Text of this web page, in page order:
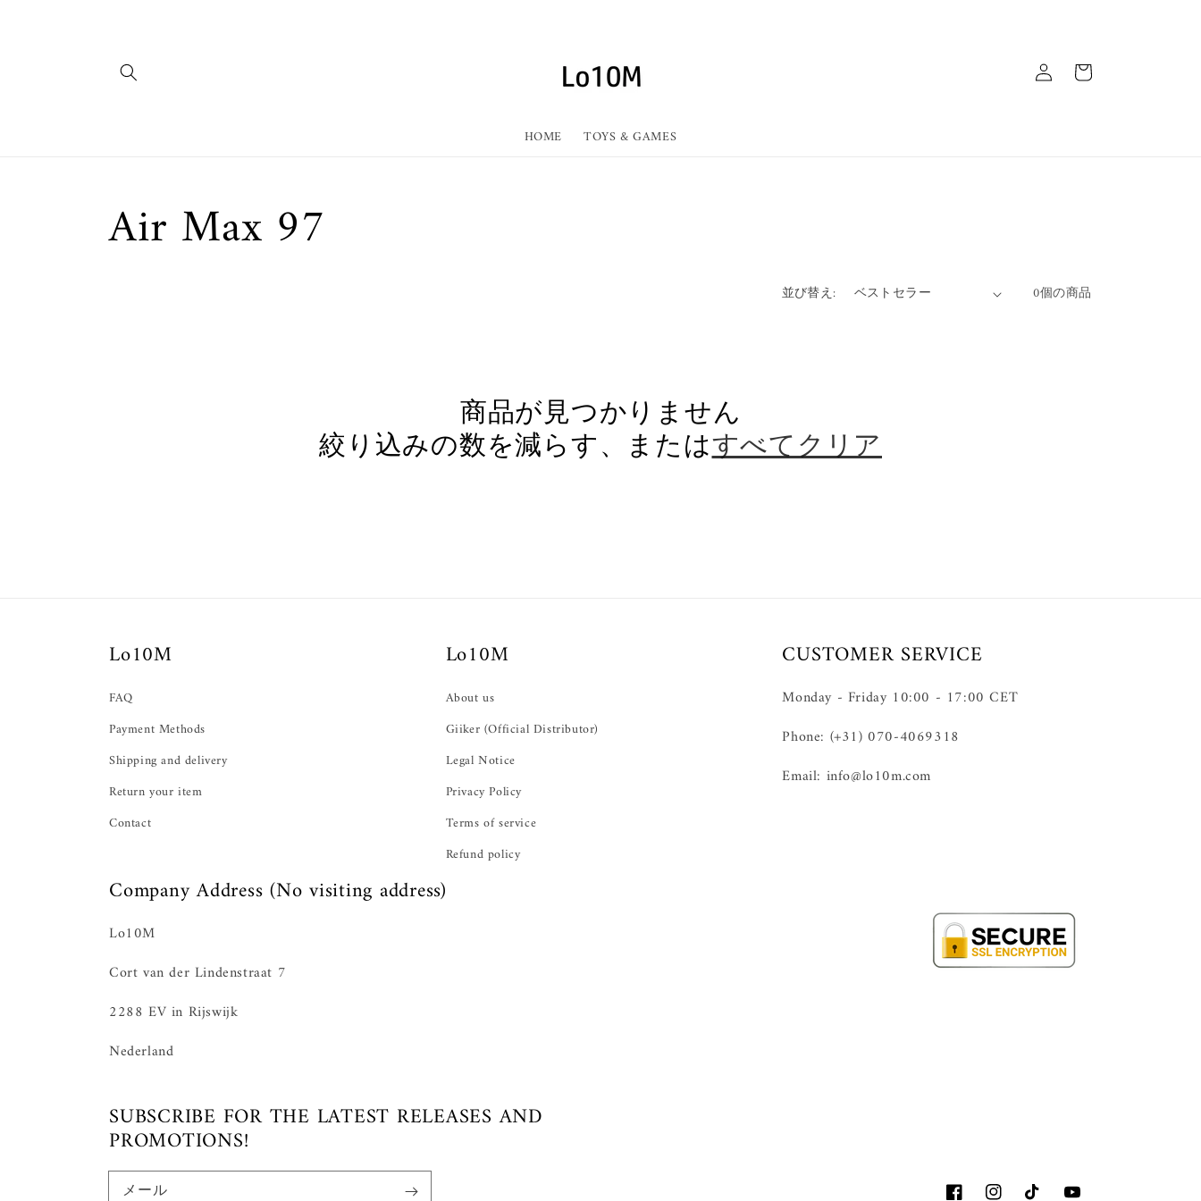
HOME TOYS & GAMES
グ
イ
ー
コ
Air Max 97
並び替え: 0個の商品
商品が見つかりません
絞り込みの数を減らす、またはすべてクリア
Lo10M
FAQ
Payment Methods
Shipping and delivery
Return your item
Contact
Lo10M
About us
Giiker (Official Distributor)
Legal Notice
Privacy Policy
Terms of service
Refund policy
CUSTOMER SERVICE
Monday - Friday 10:00 - 17:00 CET
Phone: (+31) 070-4069318
Email: info@lo10m.com
Company Address (No visiting address)
Lo10M
Cort van der Lindenstraat 7
2288 EV in Rijswijk
Nederland
SUBSCRIBE FOR THE LATEST RELEASES AND
PROMOTIONS!
メール